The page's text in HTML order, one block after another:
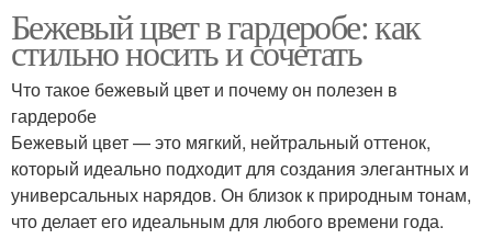
Бежевый цвет в гардеробе: как
стильно носить и сочетать
Что такое бежевый цвет и почему он полезен в
гардеробе
Бежевый цвет — это мягкий, нейтральный оттенок,
который идеально подходит для создания элегантных и
универсальных нарядов. Он близок к природным тонам,
что делает его идеальным для любого времени года.